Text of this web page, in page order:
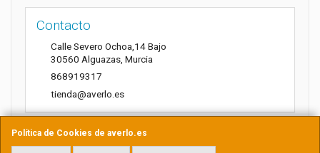
Política de Cookies de averlo.es
Contacto
Calle Severo Ochoa,14 Bajo
30560 Alguazas Murcia
868919317
tienda@averlo.es
Horario